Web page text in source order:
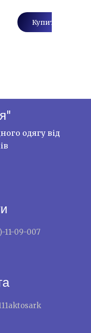
Купити
одягу від
11-09-007